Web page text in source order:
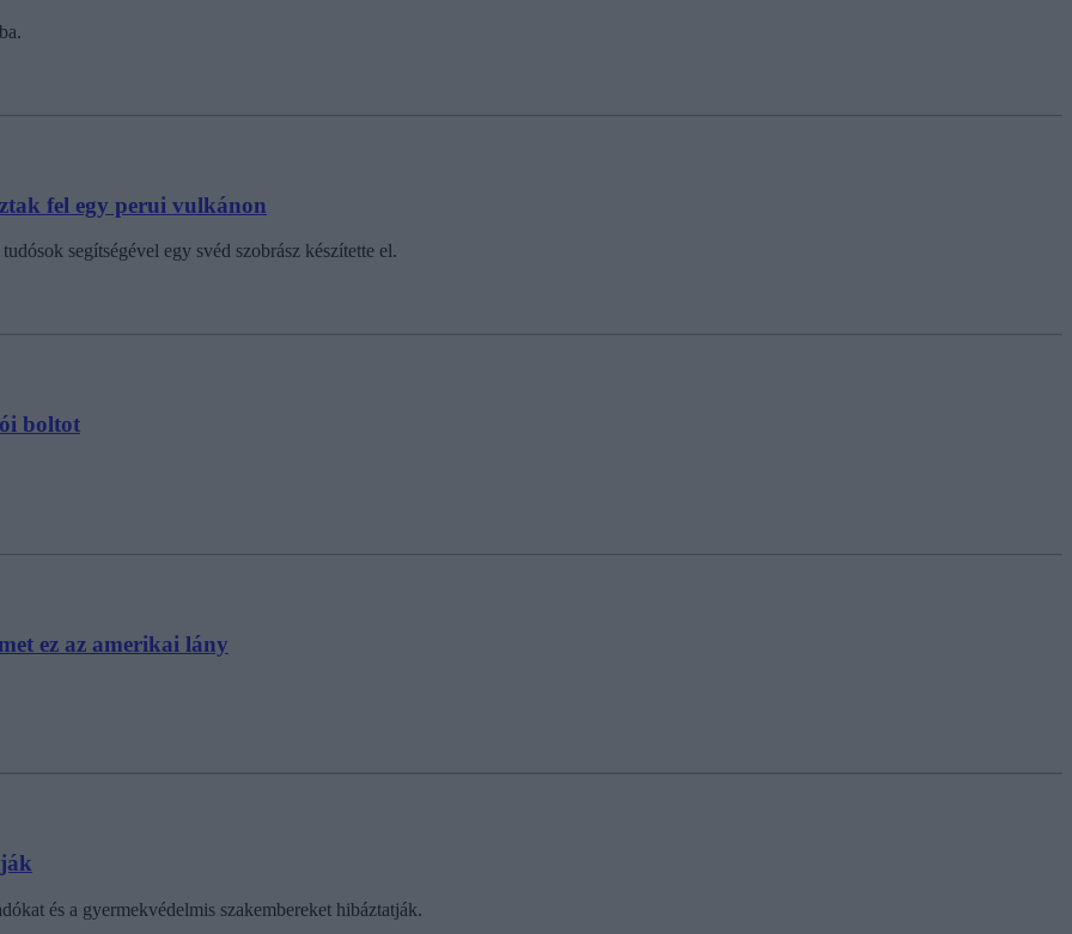
fel egy perui vulkánon
segítségével egy svéd szobrász készítette el.
boltot
ez az amerikai lány
és a gyermekvédelmis szakembereket hibáztatják.